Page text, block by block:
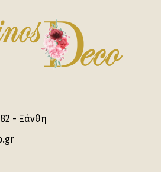
- Ξάνθη